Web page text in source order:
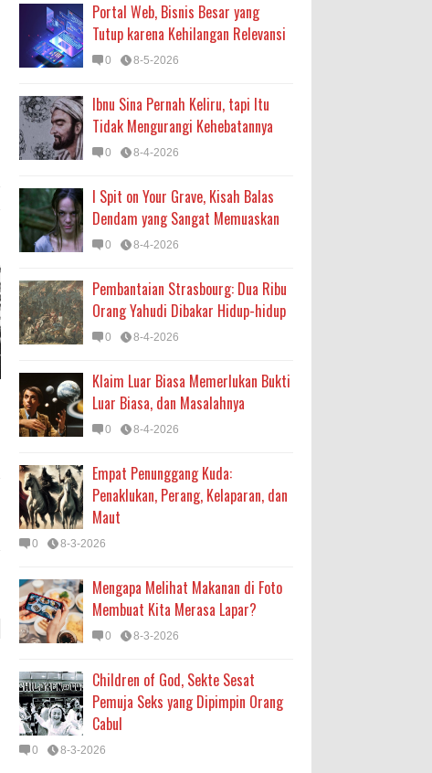
Portal Web, Bisnis Besar yang
Tutup karena Kehilangan Relevansi
0 8-5-2026
Ibnu Sina Pernah Keliru, tapi Itu
Tidak Mengurangi Kehebatannya
0 8-4-2026
I Spit on Your Grave, Kisah Balas
Dendam yang Sangat Memuaskan
0 8-4-2026
Pembantaian Strasbourg: Dua Ribu
Orang Yahudi Dibakar Hidup-hidup
0 8-4-2026
Klaim Luar Biasa Memerlukan Bukti
Luar Biasa, dan Masalahnya
0 8-4-2026
Empat Penunggang Kuda:
Penaklukan, Perang, Kelaparan, dan
Maut
0 8-3-2026
Mengapa Melihat Makanan di Foto
Membuat Kita Merasa Lapar?
0 8-3-2026
Children of God, Sekte Sesat
Pemuja Seks yang Dipimpin Orang
Cabul
0 8-3-2026